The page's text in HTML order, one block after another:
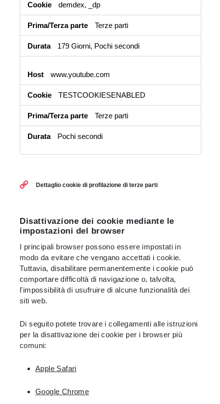
demdex, _dp
Terze parti
179 Giorni, Pochi secondi
www.youtube.com
TESTCOOKIESENABLED
Terze parti
Pochi secondi
Dettaglio cookie di profilazione di terze parti
Disattivazione dei cookie mediante le
impostazioni del browser
I principali browser possono essere impostati in
modo da evitare che vengano accettati i cookie.
Tuttavia, disabilitare permanentemente i cookie può
comportare difficoltà di navigazione o, talvolta,
l'impossibilità di usufruire di alcune funzionalità dei
siti web.
Di seguito potete trovare i collegamenti alle istruzioni
per la disattivazione dei cookie per i browser più
comuni:
Apple Safari
Google Chrome